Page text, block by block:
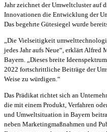
Jahr zeichnet der Umweltcluster auf
Innovationen die Entwicklung der
Das begehrte Gütesiegel wurde
„Die Vielseitigkeit
jedes Jahr aufs Neue“, erklärt Alfred
Bayern. „Dieses breite
2022 fortschrittliche Beiträge der
Weise zu würdigen.“
Das Prädikat richtet sich an
die mit einem Produkt, Verfahren
und Umweltsituation in Bayern
neben Marketingmaßnahmen und